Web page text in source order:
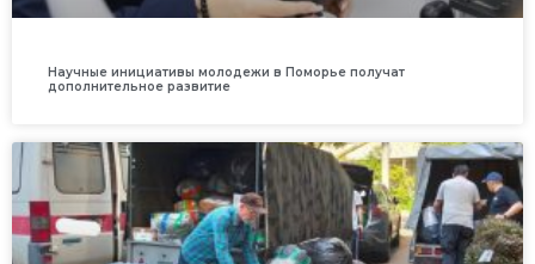
Научные инициативы молодежи в Поморье получат
дополнительное развитие